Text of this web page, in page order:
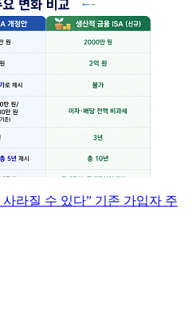
사라질 수 있다” 기존 가입자 주